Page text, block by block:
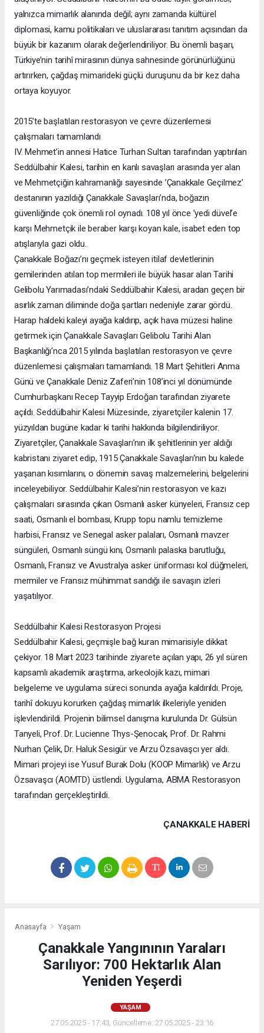
yalnızca mimarlık alanında değil; aynı zamanda kültürel
diplomasi, kamu politikaları ve uluslararası tanıtım açısından da
büyük bir kazanım olarak değerlendiriliyor. Bu önemli başarı,
Türkiye’nin tarihî mirasının dünya sahnesinde görünürlüğünü
artırırken, çağdaş mimarideki güçlü duruşunu da bir kez daha
ortaya koyuyor.
2015’te başlatılan restorasyon ve çevre düzenlemesi
çalışmaları tamamlandı
IV. Mehmet’in annesi Hatice Turhan Sultan tarafından yaptırılan
Seddülbahir Kalesi, tarihin en kanlı savaşları arasında yer alan
ve Mehmetçiğin kahramanlığı sayesinde ’Çanakkale Geçilmez’
destanının yazıldığı Çanakkale Savaşları’nda, boğazın
güvenliğinde çok önemli rol oynadı. 108 yıl önce ’yedi düvel’e
karşı Mehmetçik ile beraber karşı koyan kale, isabet eden top
atışlarıyla gazi oldu.
Çanakkale Boğazı’nı geçmek isteyen itilaf devletlerinin
gemilerinden atılan top mermileri ile büyük hasar alan Tarihi
Gelibolu Yarımadası’ndaki Seddülbahir Kalesi, aradan geçen bir
asırlık zaman diliminde doğa şartları nedeniyle zarar gördü.
Harap haldeki kaleyi ayağa kaldırıp, açık hava müzesi haline
getirmek için Çanakkale Savaşları Gelibolu Tarihi Alan
Başkanlığı’nca 2015 yılında başlatılan restorasyon ve çevre
düzenlemesi çalışmaları tamamlandı. 18 Mart Şehitleri Anma
Günü ve Çanakkale Deniz Zaferi’nin 108’inci yıl dönümünde
Cumhurbaşkanı Recep Tayyip Erdoğan tarafından ziyarete
açıldı. Seddülbahir Kalesi Müzesinde, ziyaretçiler kalenin 17.
yüzyıldan bugüne kadar ki tarihi hakkında bilgilendiriliyor.
Ziyaretçiler, Çanakkale Savaşları’nın ilk şehitlerinin yer aldığı
kabristanı ziyaret edip, 1915 Çanakkale Savaşları’nın bu kalede
yaşanan kısımlarını, o dönemin savaş malzemelerini, belgelerini
inceleyebiliyor. Seddülbahir Kalesi’nin restorasyon ve kazı
çalışmaları sırasında çıkan Osmanlı asker künyeleri, Fransız cep
saati, Osmanlı el bombası, Krupp topu namlu temizleme
harbisi, Fransız ve Senegal asker palaları, Osmanlı mavzer
süngüleri, Osmanlı süngü kını, Osmanlı palaska barutluğu,
Osmanlı, Fransız ve Avustralya asker üniforması kol düğmeleri,
mermiler ve Fransız mühimmat sandığı ile savaşın izleri
yaşatılıyor.
Seddülbahir Kalesi Restorasyon Projesi
Seddülbahir Kalesi, geçmişle bağ kuran mimarisiyle dikkat
çekiyor. 18 Mart 2023 tarihinde ziyarete açılan yapı, 26 yıl süren
kapsamlı akademik araştırma, arkeolojik kazı, mimari
belgeleme ve uygulama süreci sonunda ayağa kaldırıldı. Proje,
tarihî dokuyu korurken çağdaş mimarlık ilkeleriyle yeniden
işlevlendirildi. Projenin bilimsel danışma kurulunda Dr. Gülsün
Tanyeli, Prof. Dr. Lucienne Thys-Şenocak, Prof. Dr. Rahmi
Nurhan Çelik, Dr. Haluk Sesigür ve Arzu Özsavaşcı yer aldı.
Mimari projeyi ise Yusuf Burak Dolu (KOOP Mimarlık) ve Arzu
Özsavaşcı (AOMTD) üstlendi. Uygulama, ABMA Restorasyon
tarafından gerçekleştirildi.
ÇANAKKALE HABERİ
Anasayfa Yaşam
Çanakkale Yangınının Yaraları
Sarılıyor: 700 Hektarlık Alan
Yeniden Yeşerdi
YAŞAM
27.05.2025 - 17:43, Güncelleme: 27.05.2025 - 23:16